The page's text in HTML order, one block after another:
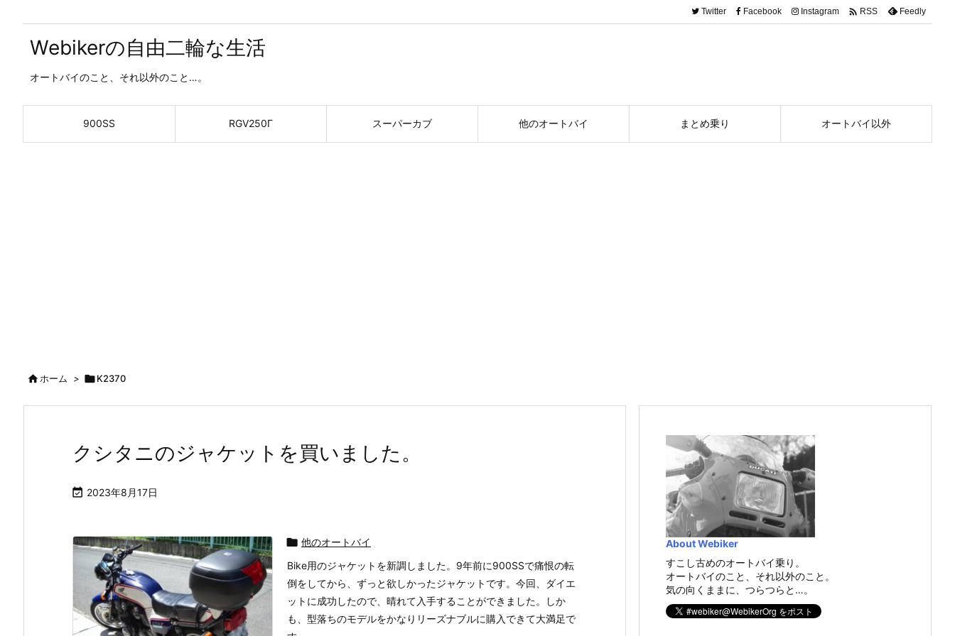
Webikerの自由二輪な生活
オートバイのこと、それ以外のこと…。
900SS RGV250Γ スーパーカブ 他のオートバイ まとめ乗り オートバイ以外
Twitter Facebook Instagram  RSS Feedly
ホーム > K2370
クシタニのジャケットを買いました。
 2023年8月17日
 他のオートバイ
Bike用のジャケットを新調しました。9年前に900SSで痛恨の転
倒をしてから、ずっと欲しかったジャケットです。今回、ダイエ
ットに成功したので、晴れて入手することができました。しか
も、型落ちのモデルをかなりリーズナブルに購入できて大満足で
About Webiker
すこし古めのオートバイ乗り。
オートバイのこと、それ以外のこと。
気の向くままに、つらつらと…。